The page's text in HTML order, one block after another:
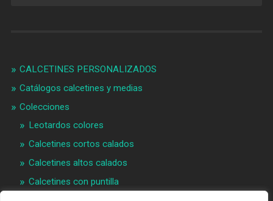
CALCETINES PERSONALIZADOS
Catálogos calcetines y medias
Colecciones
Leotardos colores
Calcetines cortos calados
Calcetines altos calados
Calcetines con puntilla